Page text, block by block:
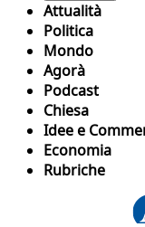
Attualità
Politica
Mondo
Agorà
Podcast
Chiesa
Idee e
Economia
Rubriche